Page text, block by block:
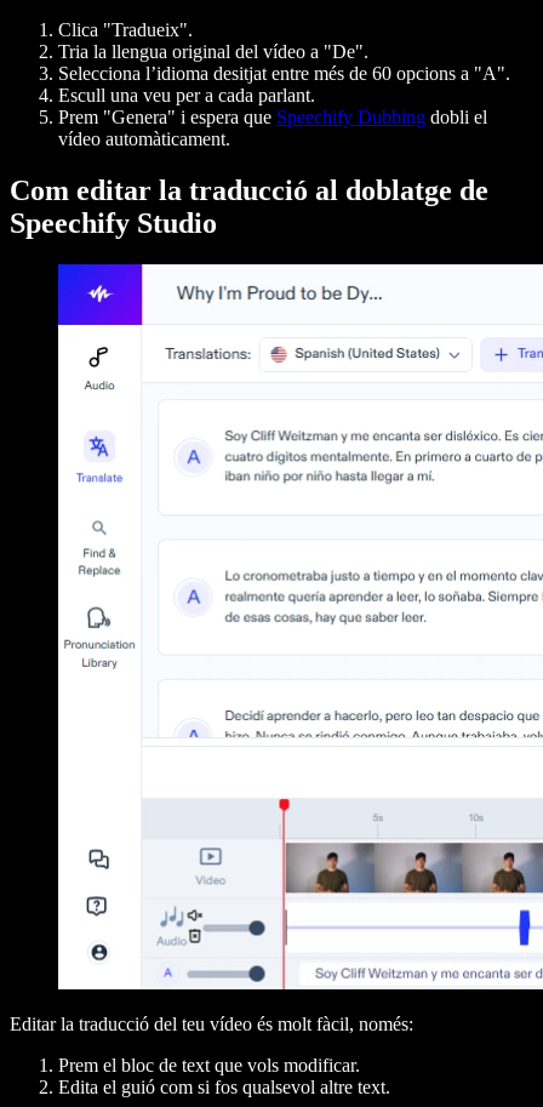
Clica "Tradueix".
Tria la llengua original del vídeo a "De".
Selecciona l’idioma desitjat entre més de 60 opcions a "A".
Escull una veu per a cada parlant.
Prem "Genera" i espera que Speechify Dubbing dobli el
vídeo automàticament.
Com editar la traducció al doblatge de
Speechify Studio
Editar la traducció del teu vídeo és molt fàcil, només:
Prem el bloc de text que vols modificar.
Edita el guió com si fos qualsevol altre text.